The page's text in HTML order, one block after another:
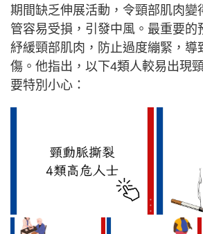
期間缺乏伸展活動，令頸部肌肉變
管容易受損，引發中風。最重要的
紓緩頸部肌肉，防止過度繃緊，導
傷。他指出，以下4類人較易出現
要特別小心：